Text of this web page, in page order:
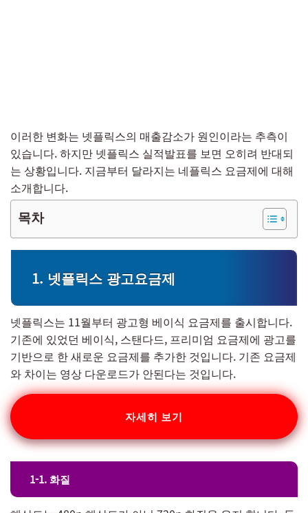
이러한 변화는 넷플릭스의 매출감소가 원인이라는 추측이
있습니다. 하지만 넷플릭스 실적발표를 보면 오히려 반대되
는 상황입니다. 지금부터 달라지는 네플릭스 요금제에 대해
소개합니다.
목차
1. 넷플릭스 광고요금제
넷플릭스는 11월부터 광고형 베이식 요금제를 출시합니다.
기존에 있었던 베이식, 스탠다드, 프리미엄 요금제에 광고를
기반으로 한 새로운 요금제를 추가한 것입니다. 기존 요금제
와 차이는 영상 다운로드가 안된다는 것입니다.
자세히 보기
1-1. 화질